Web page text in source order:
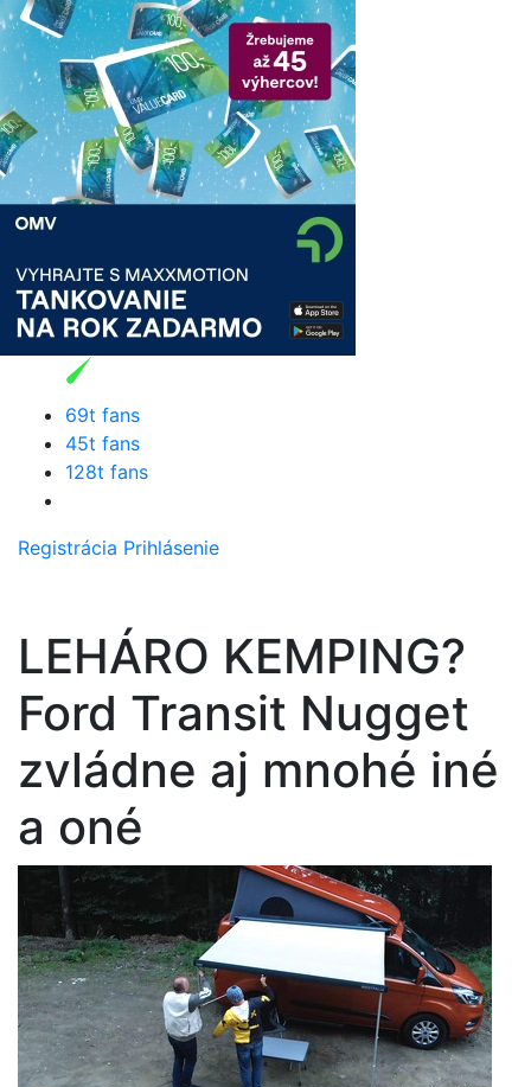
69t fans
45t fans
128t fans
Registrácia Prihlásenie
LEHÁRO KEMPING?
Ford Transit Nugget
zvládne aj mnohé iné
a oné